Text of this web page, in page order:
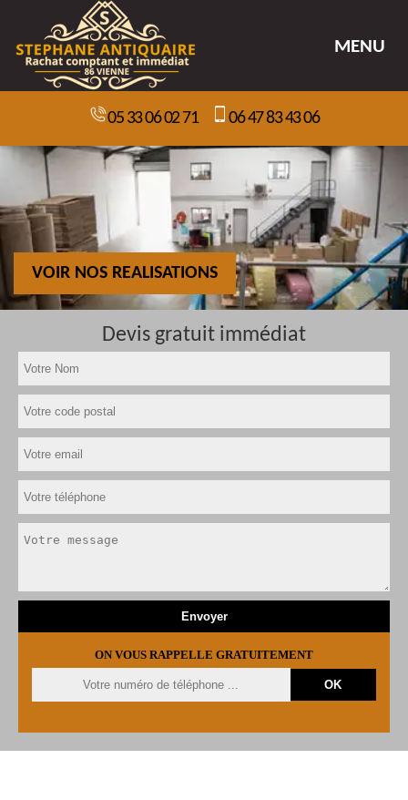
MENU
05 33 06 02 71 06 47 83 43 06
VOIR NOS REALISATIONS
Devis gratuit immédiat
ON VOUS RAPPELLE GRATUITEMENT